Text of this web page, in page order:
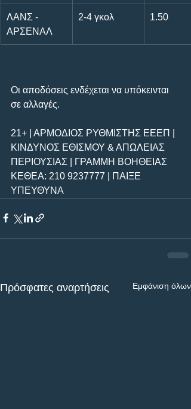
ΛΑΝΣ -
ΑΡΣΕΝΑΛ
2-4 γκολ 1.50
Οι αποδόσεις ενδέχεται να υπόκεινται
σε αλλαγές.
21+ | ΑΡΜΟΔΙΟΣ ΡΥΘΜΙΣΤΗΣ ΕΕΕΠ |
ΚΙΝΔΥΝΟΣ ΕΘΙΣΜΟΥ & ΑΠΩΛΕΙΑΣ
ΠΕΡΙΟΥΣΙΑΣ | ΓΡΑΜΜΗ ΒΟΗΘΕΙΑΣ
ΚΕΘΕΑ: 210 9237777 | ΠΑΙΞΕ
ΥΠΕΥΘΥΝΑ
Πρόσφατες αναρτήσεις Εμφάνιση όλων